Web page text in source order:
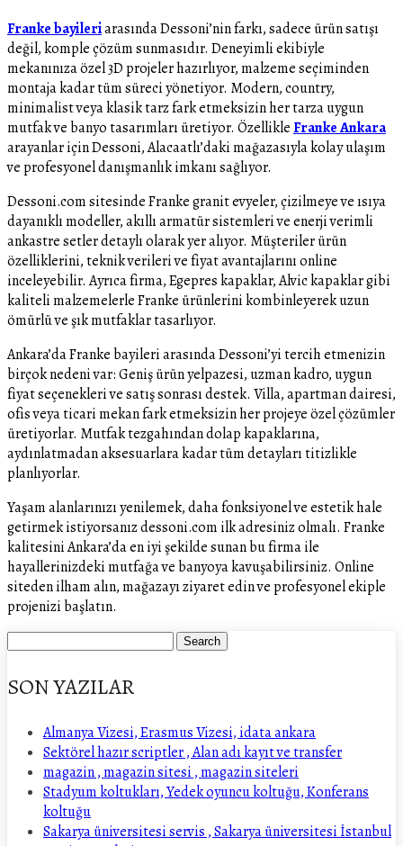
Franke bayileriarasında Dessoni’nin farkı, sadece ürün satışı
değil, komple çözüm sunmasıdır. Deneyimli ekibiyle
mekanınıza özel 3D projeler hazırlıyor, malzeme seçiminden
montaja kadar tüm süreci yönetiyor. Modern, country,
minimalist veya klasik tarz fark etmeksizin her tarza uygun
mutfak ve banyo tasarımları üretiyor. ÖzellikleFranke Ankara
arayanlar için Dessoni, Alacaatlı’daki mağazasıyla kolay ulaşım
ve profesyonel danışmanlık imkanı sağlıyor.
Dessoni.com sitesinde Franke granit evyeler, çizilmeye ve ısıya
dayanıklı modeller, akıllı armatür sistemleri ve enerji verimli
ankastre setler detaylı olarak yer alıyor. Müşteriler ürün
özelliklerini, teknik verileri ve fiyat avantajlarını online
inceleyebilir. Ayrıca firma, Egepres kapaklar, Alvic kapaklar gibi
kaliteli malzemelerle Franke ürünlerini kombinleyerek uzun
ömürlü ve şık mutfaklar tasarlıyor.
Ankara’da Franke bayileri arasında Dessoni’yi tercih etmenizin
birçok nedeni var: Geniş ürün yelpazesi, uzman kadro, uygun
fiyat seçenekleri ve satış sonrası destek. Villa, apartman dairesi,
ofis veya ticari mekan fark etmeksizin her projeye özel çözümler
üretiyorlar. Mutfak tezgahından dolap kapaklarına,
aydınlatmadan aksesuarlara kadar tüm detayları titizlikle
planlıyorlar.
Yaşam alanlarınızı yenilemek, daha fonksiyonel ve estetik hale
getirmek istiyorsanız dessoni.com ilk adresiniz olmalı. Franke
kalitesini Ankara’da en iyi şekilde sunan bu firma ile
hayallerinizdeki mutfağa ve banyoya kavuşabilirsiniz. Online
siteden ilham alın, mağazayı ziyaret edin ve profesyonel ekiple
projenizi başlatın.
SON YAZILAR
Almanya Vizesi, Erasmus Vizesi, idata ankara
Sektörel hazır scriptler , Alan adı kayıt ve transfer
magazin , magazin sitesi , magazin siteleri
Stadyum koltukları, Yedek oyuncu koltuğu, Konferans
koltuğu
Sakarya üniversitesi servis , Sakarya üniversitesi İstanbul